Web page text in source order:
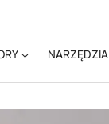
NARZĘDZIA